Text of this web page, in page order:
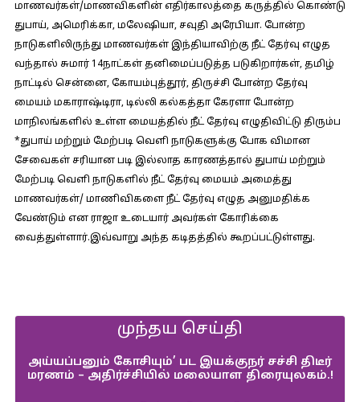
மாணவர்கள்/மாணவிகளின் எதிர்காலத்தை கருத்தில் கொண்டு
துபாய், அமெரிக்கா, மலேஷியா, சவுதி அரேபியா. போன்ற
நாடுகளிலிருந்து மாணவர்கள் இந்தியாவிற்கு நீட் தேர்வு எழுத
வந்தால் சுமார் 14நாட்கள் தனிமைப்படுத்த படுகிறார்கள், தமிழ்
நாட்டில் சென்னை, கோயம்புத்தூர், திருச்சி போன்ற தேர்வு
மையம் மகாராஷ்டிரா, டில்லி கல்கத்தா கேரளா போன்ற
மாநிலங்களில் உள்ள மையத்தில் நீட் தேர்வு எழுதிவிட்டு திரும்ப
*துபாய் மற்றும் மேற்படி வெளி நாடுகளுக்கு போக விமான
சேவைகள் சரியான படி இல்லாத காரணத்தால் துபாய் மற்றும்
மேற்படி வெளி நாடுகளில் நீட் தேர்வு மையம் அமைத்து
மாணவர்கள்/ மாணிவிகளை நீட் தேர்வு எழுத அனுமதிக்க
வேண்டும் என ராஜா உடையார் அவர்கள் கோரிக்கை
வைத்துள்ளார்.இவ்வாறு அந்த கடிதத்தில் கூறப்பட்டுள்ளது.
முந்தய செய்தி
அய்யப்பனும் கோசியும்’ பட இயக்குநர் சச்சி திடீர்
மரணம் – அதிர்ச்சியில் மலையாள திரையுலகம்.!